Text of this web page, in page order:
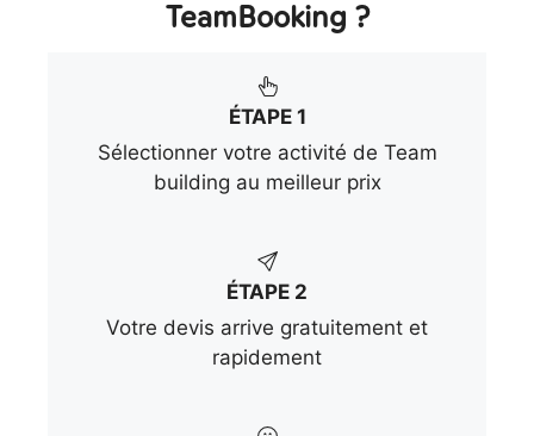
TeamBooking ?
ÉTAPE 1
Sélectionner votre activité de Team
building au meilleur prix
ÉTAPE 2
Votre devis arrive gratuitement et
rapidement